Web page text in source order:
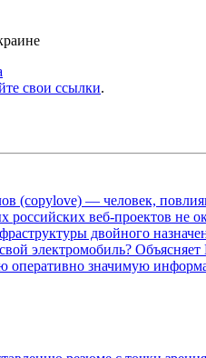
свои ссылки.
(copylove) — человек,
веб-проектов не
двойного
электромобиль?
оперативно значимую